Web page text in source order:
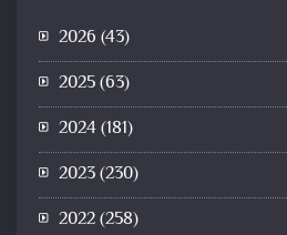
2026 (43)
2025(63)
2024(181)
2023(230)
2022(258)